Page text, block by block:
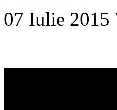
07 Iulie 2015